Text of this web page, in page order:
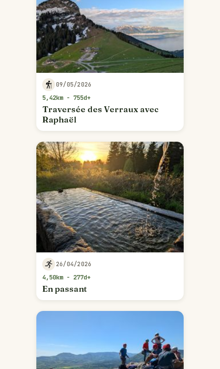
09/05/2026
5,42km - 755d+
Traversée des Verraux avec
Raphaël
26/04/2026
4,50km - 277d+
En passant